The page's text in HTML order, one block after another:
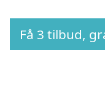
Få 3 tilbud,